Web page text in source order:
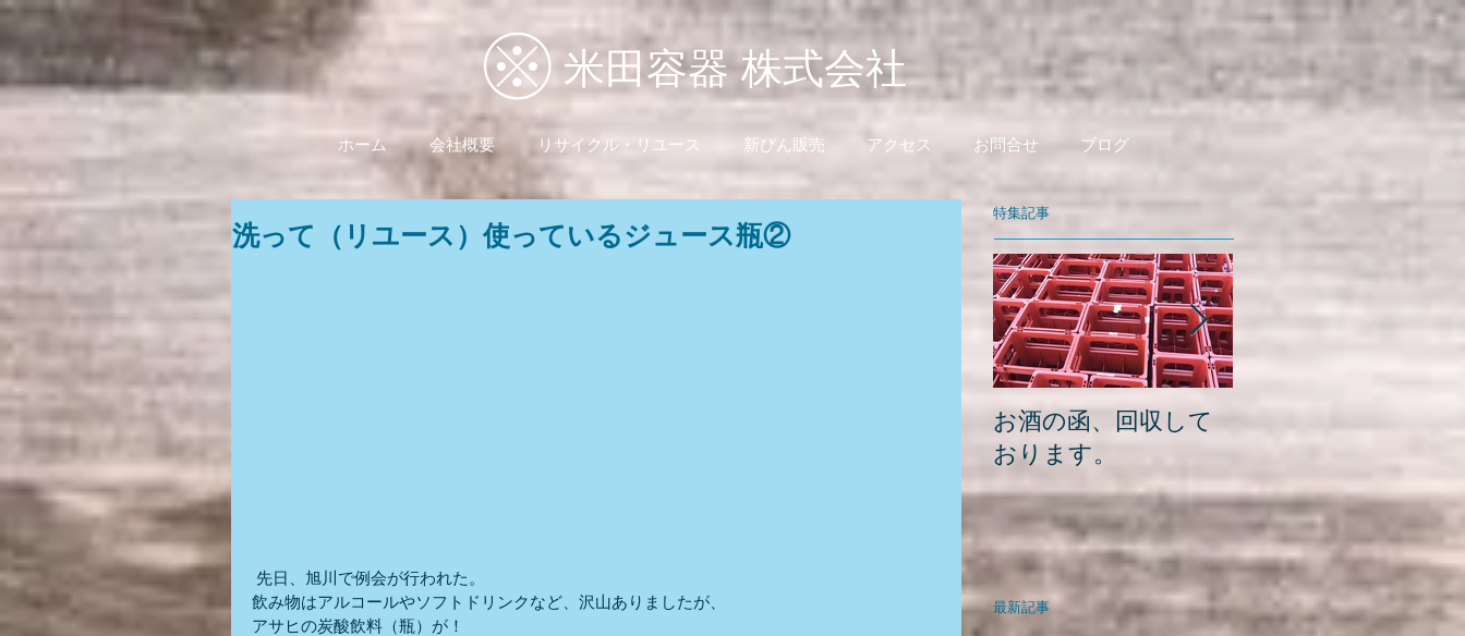
米田容器 株式会社
ホーム 会社概要 リサイクル・リユース 新びん販売 アクセス お問合せ ブログ
洗って（リユース）使っているジュース瓶②
先日、旭川で例会が行われた。
飲み物はアルコールやソフトドリンクなど、沢山ありましたが、
アサヒの炭酸飲料（瓶）が！
特集記事
お酒の函、回収して
おります。
最新記事